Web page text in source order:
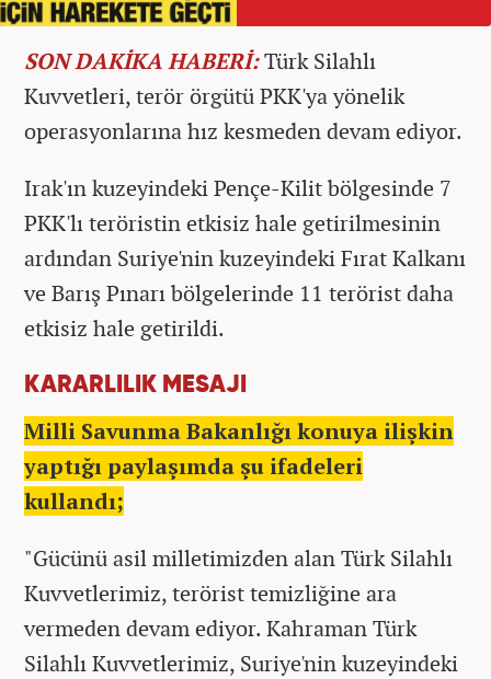
SON DAKİKA HABERİ:Türk Silahlı
Kuvvetleri, terör örgütü PKK'ya yönelik
operasyonlarına hız kesmeden devam ediyor.
Irak'ın kuzeyindeki Pençe-Kilit bölgesinde 7
PKK'lı teröristin etkisiz hale getirilmesinin
ardından Suriye'nin kuzeyindeki Fırat Kalkanı
ve Barış Pınarı bölgelerinde 11 terörist daha
etkisiz hale getirildi.
KARARLILIK MESAJI
Milli Savunma Bakanlığı konuya ilişkin
yaptığı paylaşımda şu ifadeleri
kullandı;
"Gücünü asil milletimizden alan Türk Silahlı
Kuvvetlerimiz, terörist temizliğine ara
vermeden devam ediyor. Kahraman Türk
Silahlı Kuvvetlerimiz, Suriye'nin kuzeyindeki